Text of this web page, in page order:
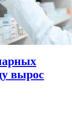
вырос